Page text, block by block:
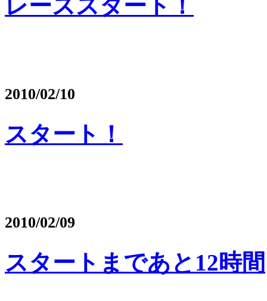
レーススタート！
2010/02/10
スタート！
2010/02/09
スタートまであと12時間